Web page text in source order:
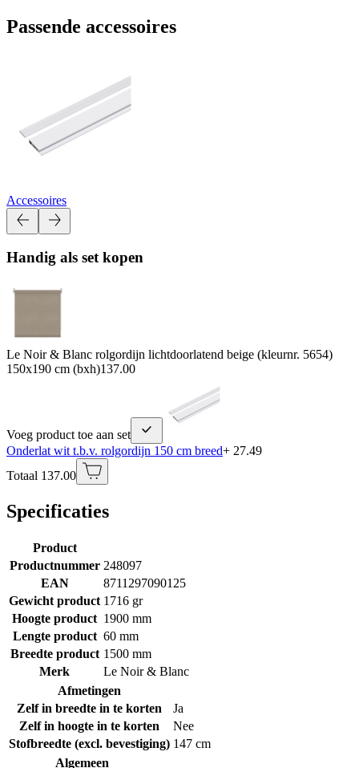
Passende accessoires
Accessoires
Handig als set kopen
Le Noir & Blanc rolgordijn lichtdoorlatend beige (kleurnr. 5654)
150x190 cm (bxh)137.00
Voeg product toe aan set
Onderlat wit t.b.v. rolgordijn 150 cm breed+ 27.49
Totaal 137.00
Specificaties
Product
Productnummer 248097
EAN
8711297090125
Gewicht product 1716 gr
Hoogte product 1900 mm
Lengte product 60 mm
Breedte product 1500 mm
Merk
Le Noir & Blanc
Afmetingen
Zelf in breedte in te korten
Ja
Zelf in hoogte in te korten
Nee
Stofbreedte (excl. bevestiging) 147 cm
Algemeen